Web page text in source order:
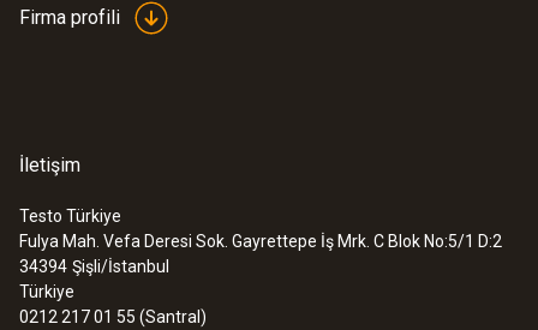
Firma profili
İletişim
Testo Türkiye
Fulya Mah. Vefa Deresi Sok. Gayrettepe İş Mrk. C Blok No:5/1 D:2
34394 Şişli/İstanbul
Türkiye
0212 217 01 55 (Santral)